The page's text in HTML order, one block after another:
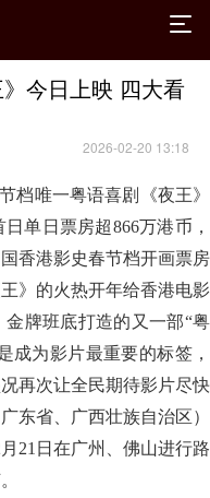
今日上映 四大看
2026-02-20 13:18
档唯一粤语喜剧《夜王》
单日票房超866万港币，
香港影史春节档开画票房
》的火热开年给香港电影
牌班底打造的又一部“粤
成为影片最重要的标签，
再次让全民期待影片尽快
东省、广西壮族自治区）
21日在广州、佛山进行路